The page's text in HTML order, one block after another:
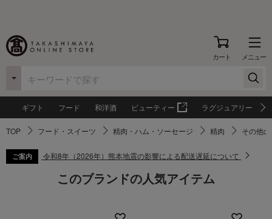
カート メニュー
ギフト フード 和洋酒 ビューティー ラグジュアリー
TOP フード・スイーツ 精肉・ハム・ソーセージ 精肉 その他
ご案内 令和8年（2026年）熊本地震の影響による配送遅延について
このブランドの人気アイテム